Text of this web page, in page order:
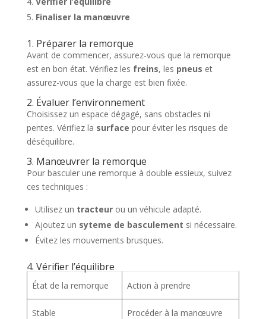
Finaliser la manœuvre
1. Préparer la remorque
Avant de commencer, assurez-vous que la remorque
est en bon état. Vérifiez les freins, les pneus et
assurez-vous que la charge est bien fixée.
2. Évaluer l’environnement
Choisissez un espace dégagé, sans obstacles ni
pentes. Vérifiez la surface pour éviter les risques de
déséquilibre.
3. Manœuvrer la remorque
Pour basculer une remorque à double essieux, suivez
ces techniques :
Utilisez un tracteurou un véhicule adapté.
Ajoutez un syteme de basculement si nécessaire.
Évitez les mouvements brusques.
4. Vérifier l’équilibre
État de la remorque Action à prendre
Stable Procéder à la manœuvre